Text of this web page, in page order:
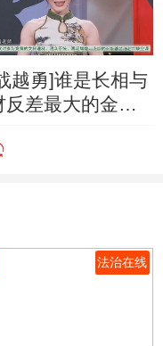
越勇]谁是长相与
差最大的金刚
法治在线